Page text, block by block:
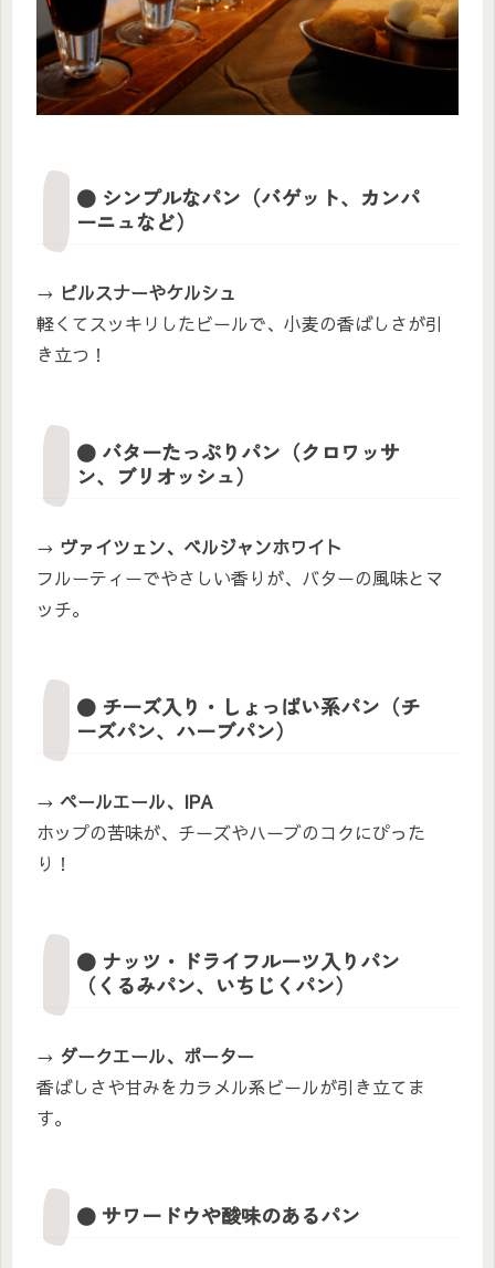
● シンプルなパン（バゲット、カンパ
ーニュなど）
→ ピルスナーやケルシュ
軽くてスッキリしたビールで、小麦の香ばしさが引
き立つ！
● バターたっぷりパン（クロワッサ
ン、ブリオッシュ）
→ ヴァイツェン、ベルジャンホワイト
フルーティーでやさしい香りが、バターの風味とマ
ッチ。
● チーズ入り・しょっぱい系パン（チ
ーズパン、ハーブパン）
→ ペールエール、IPA
ホップの苦味が、チーズやハーブのコクにぴった
り！
● ナッツ・ドライフルーツ入りパン
（くるみパン、いちじくパン）
→ ダークエール、ポーター
香ばしさや甘みをカラメル系ビールが引き立てま
す。
● サワードウや酸味のあるパン